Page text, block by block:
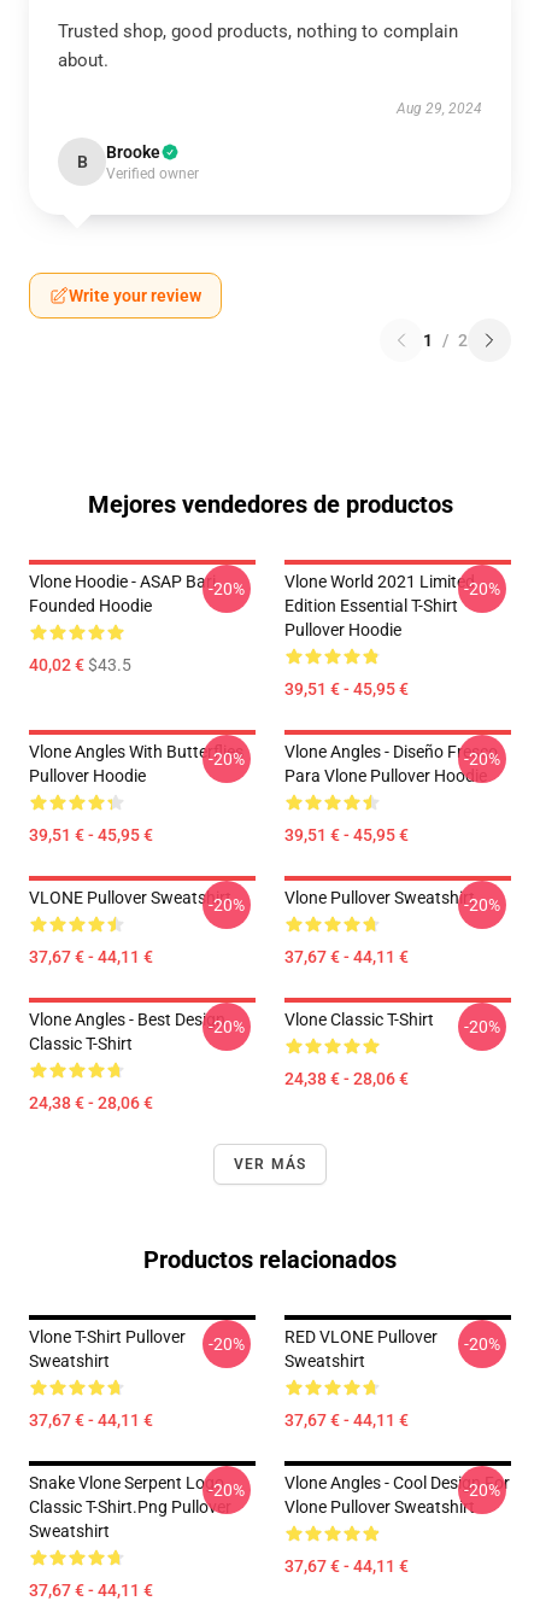
Trusted shop, good products, nothing to complain
about.
Aug 29, 2024
B Brooke
Verified owner
Write your review
1 / 2
Mejores vendedores de productos
Vlone Hoodie - ASAP Bari
Founded Hoodie
40,02 €$43.5
-20%
Vlone World 2021 Limited
Edition Essential T-Shirt
Pullover Hoodie
39,51 € - 45,95 €
-20%
Vlone Angles With Butterflies
Pullover Hoodie
39,51 € - 45,95 €
-20%
Vlone Angles - Diseño Fresco
Para Vlone Pullover Hoodie
39,51 € - 45,95 €
-20%
VLONE Pullover Sweatshirt
37,67 € - 44,11 €
-20% Vlone Pullover Sweatshirt
37,67 € - 44,11 €
-20%
Vlone Angles - Best Design
Classic T-Shirt
24,38 € - 28,06 €
-20% Vlone Classic T-Shirt
24,38 € - 28,06 €
-20%
VER MÁS
Productos relacionados
Vlone T-Shirt Pullover
Sweatshirt
37,67 € - 44,11 €
-20%
RED VLONE Pullover
Sweatshirt
37,67 € - 44,11 €
-20%
Snake Vlone Serpent Logo
Classic T-Shirt.png Pullover
Sweatshirt
37,67 € - 44,11 €
-20%
Vlone Angles - Cool Design For
Vlone Pullover Sweatshirt
37,67 € - 44,11 €
-20%